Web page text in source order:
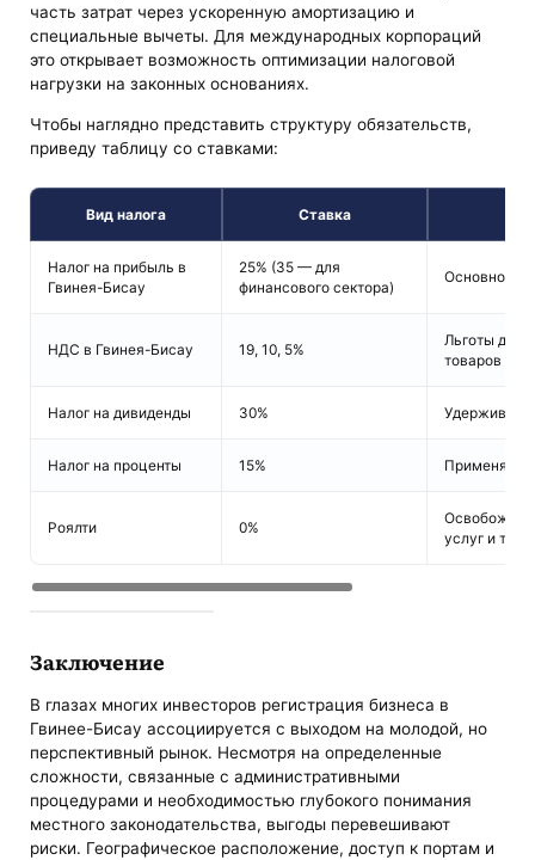
часть затрат через ускоренную амортизацию и
специальные вычеты. Для международных корпораций
это открывает возможность оптимизации налоговой
нагрузки на законных основаниях.
Чтобы наглядно представить структуру обязательств,
приведу таблицу со ставками:
Вид налога Ставка
Налог на прибыль в
Гвинея-Бисау
25% (35 — для
финансового сектора)
Основной
НДС в Гвинея-Бисау 19, 10, 5%
Льготы для
товаров и
Налог на дивиденды 30%
Налог на проценты 15%
Роялти 0%
услуг и
Заключение
В глазах многих инвесторов регистрация бизнеса в
Гвинее-Бисау ассоциируется с выходом на молодой, но
перспективный рынок. Несмотря на определенные
сложности, связанные с административными
процедурами и необходимостью глубокого понимания
местного законодательства, выгоды перевешивают
риски. Географическое расположение, доступ к портам и